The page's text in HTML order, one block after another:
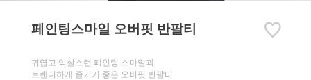
페인팅스마일 오버핏 반팔티
귀엽고 익살스런 페인팅 스마일과
트랜디하게 즐기기 좋은 오버핏 반팔티